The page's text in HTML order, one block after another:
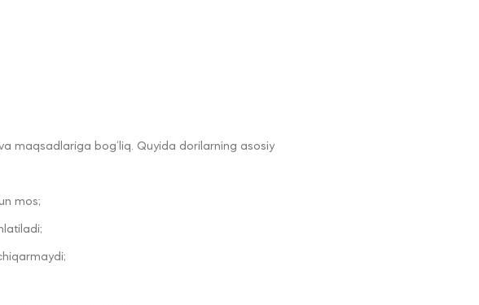
maqsadlariga bog‘liq. Quyida dorilarning asosiy
mos;